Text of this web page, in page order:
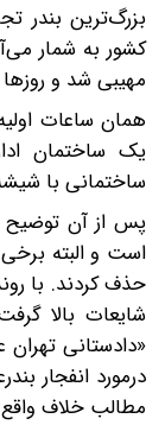
بزرگ‌ترین بندر
کشور به شمار
مهیبی شد و
همان ساعات
یک ساختمان
ساختمانی با
پس از آن توضیح
است و البته برخی
حذف کردند. با
شایعات بالا
«دادستانی تهران
درمورد انفجار
مطالب خلاف